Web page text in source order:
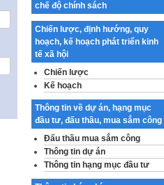
Công bố công khai dự toán kinh
phí xây dựng pháp luật, hoàn
thiện thể chế, chính…
Quy định về nghiên cứu, ứng
dụng khoa học, công nghệ, đổi
mới sáng tạo và chuyển…
Quy định chi tiết và hướng dẫn
thi hành một số điều của Luật Lý
lịch tư…
Sửa đổi, bổ sung một số nội
dung tại Nghị quyết số 30/NQ-
CP ngày 24 tháng 02…
chế độ chính sách
Chiến lược, định hướng, quy
hoạch, kế hoạch phát triển kinh
tế xã hội
Chiến lược
Kế hoạch
Thông tin về dự án, hạng mục
đầu tư, đấu thầu, mua sắm công
Đấu thầu mua sắm công
Thông tin dự án
Thông tin hạng mục đầu tư